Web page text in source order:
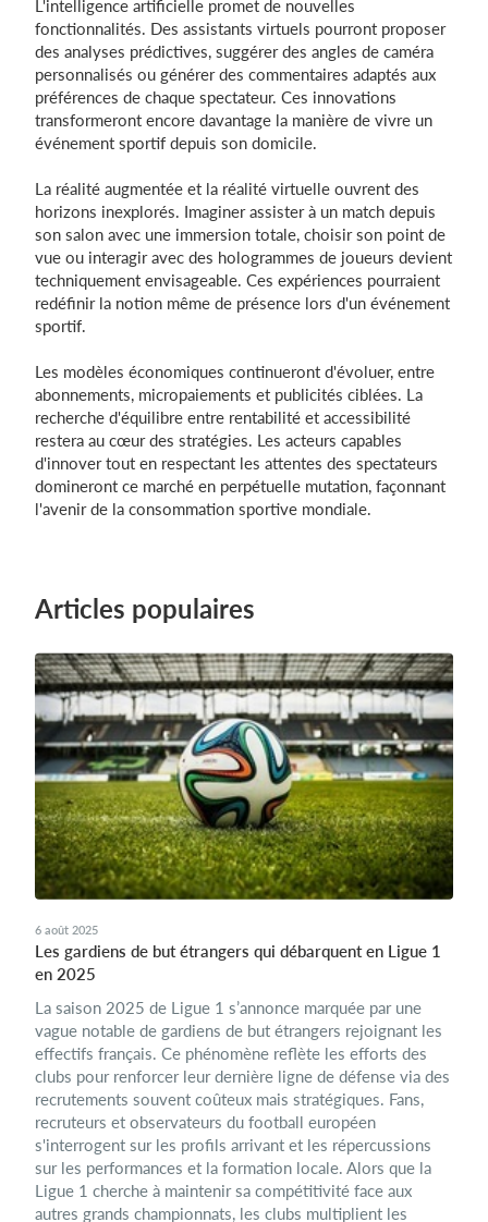
L'intelligence artificielle promet de nouvelles
fonctionnalités. Des assistants virtuels pourront proposer
des analyses prédictives, suggérer des angles de caméra
personnalisés ou générer des commentaires adaptés aux
préférences de chaque spectateur. Ces innovations
transformeront encore davantage la manière de vivre un
événement sportif depuis son domicile.
La réalité augmentée et la réalité virtuelle ouvrent des
horizons inexplorés. Imaginer assister à un match depuis
son salon avec une immersion totale, choisir son point de
vue ou interagir avec des hologrammes de joueurs devient
techniquement envisageable. Ces expériences pourraient
redéfinir la notion même de présence lors d'un événement
sportif.
Les modèles économiques continueront d'évoluer, entre
abonnements, micropaiements et publicités ciblées. La
recherche d'équilibre entre rentabilité et accessibilité
restera au cœur des stratégies. Les acteurs capables
d'innover tout en respectant les attentes des spectateurs
domineront ce marché en perpétuelle mutation, façonnant
l'avenir de la consommation sportive mondiale.
Articles populaires
6 août 2025
Les gardiens de but étrangers qui débarquent en Ligue 1
en 2025
La saison 2025 de Ligue 1 s’annonce marquée par une
vague notable de gardiens de but étrangers rejoignant les
effectifs français. Ce phénomène reflète les efforts des
clubs pour renforcer leur dernière ligne de défense via des
recrutements souvent coûteux mais stratégiques. Fans,
recruteurs et observateurs du football européen
s'interrogent sur les profils arrivant et les répercussions
sur les performances et la formation locale. Alors que la
Ligue 1 cherche à maintenir sa compétitivité face aux
autres grands championnats, les clubs multiplient les